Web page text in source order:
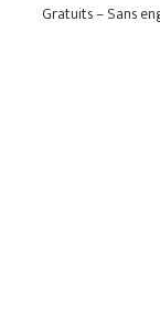
Gratuits – Sans